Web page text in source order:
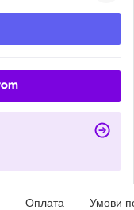
Оплата Умови